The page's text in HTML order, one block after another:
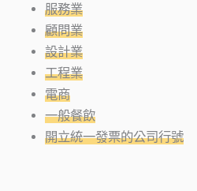
服務業
顧問業
設計業
工程業
電商
一般餐飲
開立統一發票的公司行號